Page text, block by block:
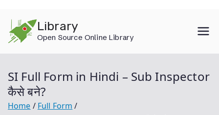
content
Library
Open Source Online Library
SI Full Form in Hindi – Sub Inspector
कैसे बने?
Home
Full Form